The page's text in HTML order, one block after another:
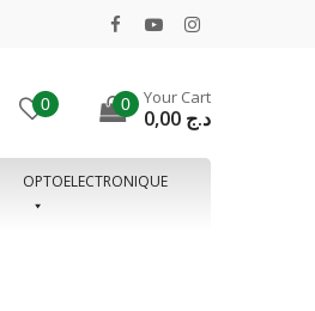
0 0 Your Cart
د.ج
OPTOELECTRONIQUE